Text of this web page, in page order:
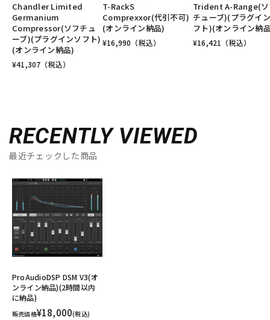
Chandler Limited
Germanium
Compressor(ソフチュ
ーブ)(プラグインソフト)
(オンライン納品)
¥41,307 （税込）
T-RackS
Comprexxor(代引不可)
(オンライン納品)
¥16,990 （税込）
Trident A-Range(
チューブ)(プラグイ
フト)(オンライン納
¥16,421 （税込）
RECENTLY VIEWED
最近チェックした商品
ProAudioDSP DSM V3(オ
ンライン納品)(2時間以内
に納品)
販売価格¥18,000(税込)